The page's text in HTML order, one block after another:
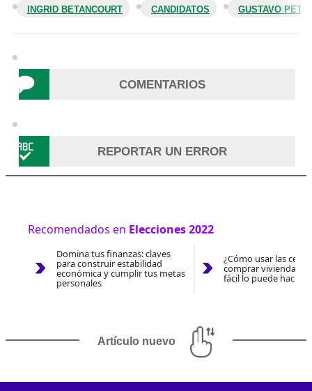
INGRID BETANCOURT CANDIDATOS GUSTAVO
COMENTARIOS
REPORTAR UN ERROR
Recomendados en Elecciones 2022
Domina tus finanzas: claves
para construir estabilidad
económica y cumplir tus metas
personales
¿Cómo usar las
comprar vivienda
fácil lo puede hacer
Artículo nuevo